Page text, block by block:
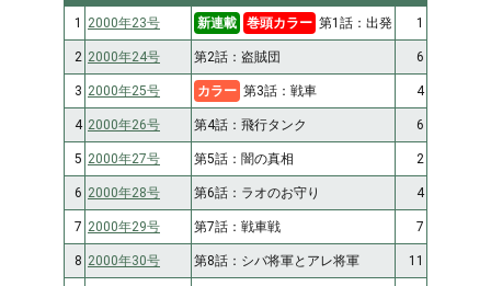
1 2000年23号 新連載 巻頭カラー 第1話：出発 1
2 2000年24号 第2話：盗賊団 6
3 2000年25号 カラー 第3話：戦車 4
4 2000年26号 第4話：飛行タンク 6
5 2000年27号 第5話：闇の真相 2
6 2000年28号 第6話：ラオのお守り 4
7 2000年29号 第7話：戦車戦 7
8 2000年30号 第8話：シバ将軍とアレ将軍 11